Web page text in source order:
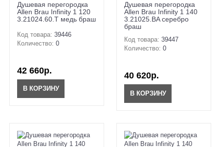
Душевая перегородка
Allen Brau Infinity 1 120
3.21024.60.T медь браш
Код товара: 39446
Количество: 0
42 660р.
В КОРЗИНУ
Душевая перегородка
Allen Brau Infinity 1 140
3.21025.BA серебро
браш
Код товара: 39447
Количество: 0
40 620р.
В КОРЗИНУ